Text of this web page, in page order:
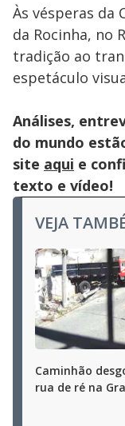
Às vésperas da
da Rocinha, no
tradição ao
espetáculo
Análises,
do mundo
site aqui e
texto e vídeo!
VEJA
Caminhão
rua de ré na